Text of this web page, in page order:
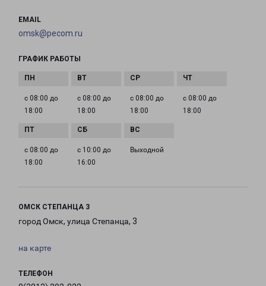
EMAIL
omsk@pecom.ru
ГРАФИК РАБОТЫ
с 08:00 до
18:00
с 08:00 до
18:00
с 08:00 до
18:00
с 08:00 до
18:00
с 08:00 до
18:00
с 10:00 до
16:00
Выходной
ОМСК СТЕПАНЦА 3
город Омск, улица Степанца, 3
на карте
ТЕЛЕФОН